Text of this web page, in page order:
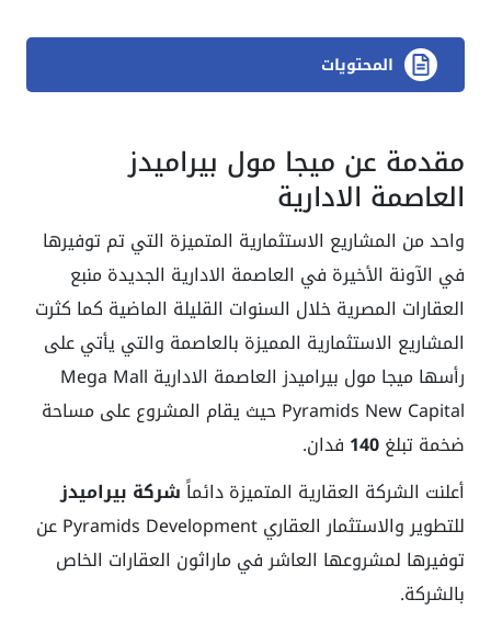
المحتويات
مقدمة عن ميجا مول بيراميدز
العاصمة الادارية
واحد من المشاريع الاستثمارية المتميزة التي تم توفيرها
في الآونة الأخيرة في العاصمة الادارية الجديدة منبع
العقارات المصرية خلال السنوات القليلة الماضية كما كثرت
المشاريع الاستثمارية المميزة بالعاصمة والتي يأتي على
رأسها ميجا مول بيراميدز العاصمة الادارية Mega Mall
Pyramids New Capital حيث يقام المشروع على مساحة
ضخمة تبلغ140 فدان.
أعلنت الشركة العقارية المتميزة دائماًشركة بيراميدز
للتطوير والاستثمار العقاري Pyramids Development عن
توفيرها لمشروعها العاشر في ماراثون العقارات الخاص
بالشركة.